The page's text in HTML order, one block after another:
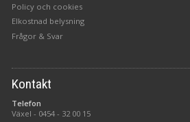
Policy och cookies
Elkostnad belysning
Frågor & Svar
Kontakt
Telefon
Växel - 0454 - 32 00 15